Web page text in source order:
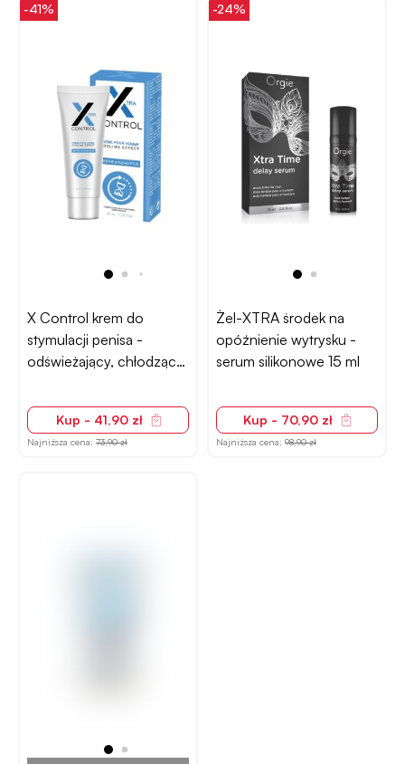
-41%
X Control krem do
stymulacji penisa -
odświeżający, chłodzący
Kup - 41,90 zł
Najniższa cena: 73,90 zł
-24%
Żel-XTRA środek na
opóźnienie wytrysku -
serum silikonowe 15 ml
Kup - 70,90 zł
Najniższa cena: 98,90 zł